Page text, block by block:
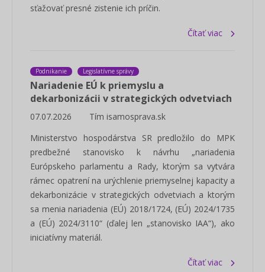
sťažovať presné zistenie ich príčin.
Čítať viac
Podnikanie Legislatívne správy
Nariadenie EÚ k priemyslu a
dekarbonizácii v strategických odvetviach
07.07.2026
Tím isamosprava.sk
Ministerstvo hospodárstva SR predložilo do MPK
predbežné stanovisko k návrhu „nariadenia
Európskeho parlamentu a Rady, ktorým sa vytvára
rámec opatrení na urýchlenie priemyselnej kapacity a
dekarbonizácie v strategických odvetviach a ktorým
sa menia nariadenia (EÚ) 2018/1724, (EÚ) 2024/1735
a (EÚ) 2024/3110“ (ďalej len „stanovisko IAA“), ako
iniciatívny materiál.
Čítať viac